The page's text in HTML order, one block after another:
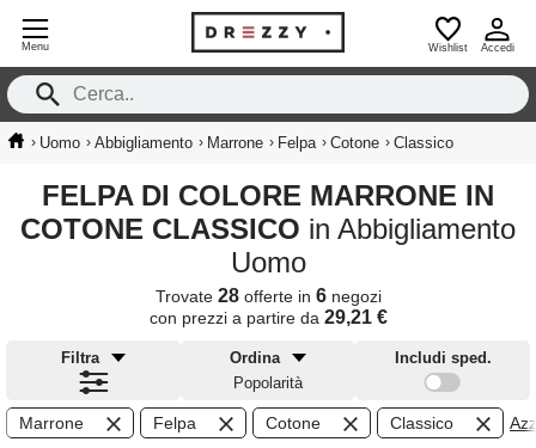
Menu Wishlist Accedi
› Uomo › Abbigliamento › Marrone › Felpa › Cotone › Classico
FELPA DI COLORE MARRONE IN
COTONE CLASSICO in Abbigliamento
Uomo
Trovate 28offerte in 6negozi
con prezzi a partire da 29,21 €
Filtra
Ordina
Popolarità
Includi sped.
Marrone Felpa Cotone Classico